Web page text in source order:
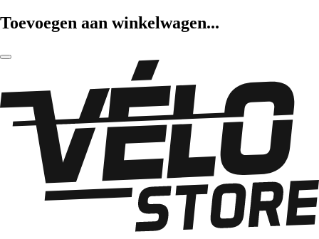
Toevoegen aan winkelwagen...